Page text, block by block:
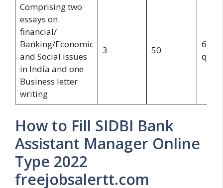
Comprising two
essays on
financial/
Banking/Economic
and Social issues
in India and one
Business letter
writing
3 50
60
How to Fill SIDBI Bank
Assistant Manager Online
Type 2022
freejobsalertt.com